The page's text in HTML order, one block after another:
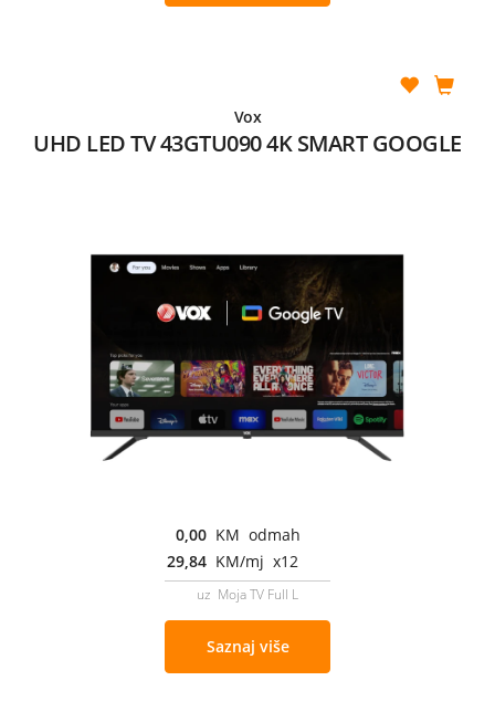
Vox
UHD LED TV 43GTU090 4K SMART GOOGLE
0,00 KM odmah
29,84 KM/mj x12
uz Moja TV Full L
Saznaj više